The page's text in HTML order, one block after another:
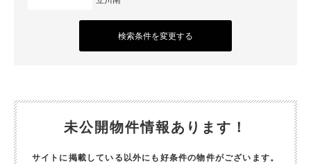
検索条件を変更する
未公開物件情報あります！
サイトに掲載している以外にも好条件の物件がございます。